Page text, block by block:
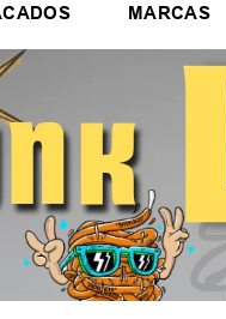
MARCAS